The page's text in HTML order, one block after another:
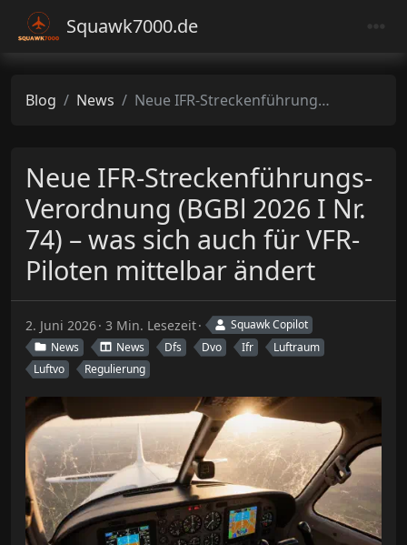
Squawk7000.de
Blog News Neue IFR-Streckenführungs-Verordnung (BGBl 2026 I Nr. 74) – was sich auch für VFR-Piloten mittelbar ändert
Neue IFR-Streckenführungs-
Verordnung (BGBl 2026 I Nr.
74) – was sich auch für VFR-
Piloten mittelbar ändert
2. Juni 2026 3 Min. Lesezeit
Squawk Copilot
News
News Dfs Dvo Ifr
Luftraum
Luftvo
Regulierung